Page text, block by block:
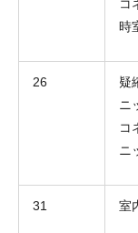
コ
時
26
疑
ニ
コ
ニ
31 室